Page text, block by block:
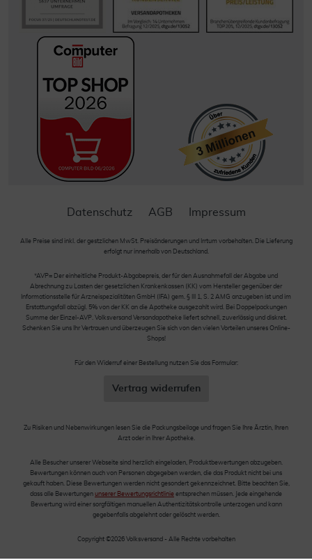
Datenschutz AGB Impressum
Alle Preise sind inkl. der gestzlichen MwSt. Preisänderungen und Irrtum vorbehalten. Die Lieferung
erfolgt nur innerhalb von Deutschland.
*AVP= Der einheitliche Produkt-Abgabepreis, der für den Ausnahmefall der Abgabe und
Abrechnung zu Lasten der gesetzlichen Krankenkassen (KK) vom Hersteller gegenüber der
Informationsstelle für Arzneispezialitäten GmbH (IFA) gem. § III 1, S. 2 AMG anzugeben ist und im
Erstattungsfall abzügl. 5% von der KK an die Apotheke ausgezahlt wird. Bei Doppelpackungen
Summe der Einzel-AVP. Volksversand Versandapotheke liefert schnell, zuverlässig und diskret.
Schenken Sie uns Ihr Vertrauen und überzeugen Sie sich von den vielen Vorteilen unseres Online-
Shops!
Für den Widerruf einer Bestellung nutzen Sie das Formular:
Vertrag widerrufen
Zu Risiken und Nebenwirkungen lesen Sie die Packungsbeilage und fragen Sie Ihre Ärztin, Ihren
Arzt oder in Ihrer Apotheke.
Alle Besucher unserer Webseite sind herzlich eingeladen, Produktbewertungen abzugeben.
Bewertungen können auch von Personen abgegeben werden, die das Produkt nicht bei uns
gekauft haben. Diese Bewertungen werden nicht gesondert gekennzeichnet. Bitte beachten Sie,
dass alle Bewertungen unserer Bewertungsrichtlinie entsprechen müssen. Jede eingehende
Bewertung wird einer sorgfältigen manuellen Authentizitätskontrolle unterzogen und kann
gegebenfalls abgelehnt oder gelöscht werden.
Copyright ©2026 Volksversand - Alle Rechte vorbehalten